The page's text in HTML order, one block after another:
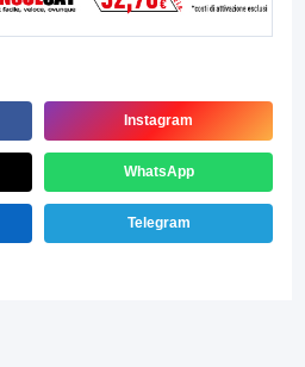
Instagram
WhatsApp
Telegram